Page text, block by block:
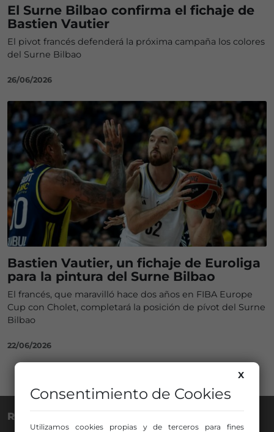
El Surne Bilbao confirma el fichaje de
Bastien Vautier
El pivot francés defenderá la próxima campaña los colores
del Surne Bilbao
26/06/2026
Bastien Vautier, un fichaje de Euroliga
para la pintura del Surne Bilbao
El francés, que maravilló hace dos años en FIBA Europe
Cup con Cholet, completará la posición de pívot del Surne
Bilbao
22/06/2026
RADIO NERVIÓN
X
Consentimiento de Cookies
Utilizamos cookies propias y de terceros para fines